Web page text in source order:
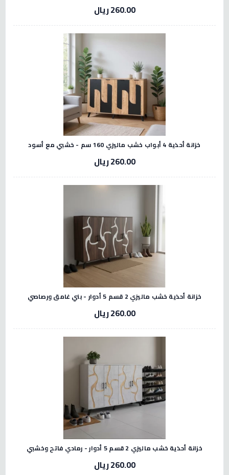
260.00 ريال
خزانة أحذية 4 أبواب خشب ماليزي 160 سم - خشبي مع أسود
260.00 ريال
خزانة أحذية خشب ماليزي 2 قسم 5 أدوار - بني غامق ورصاصي
260.00 ريال
خزانة أحذية خشب ماليزي 2 قسم 5 أدوار - رمادي فاتح وخشبي
260.00 ريال